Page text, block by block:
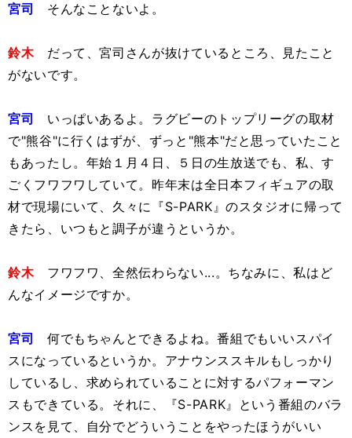
宮司 そんなことないよ。
鈴木だって、宮司さんが抜けているところ、見たこと
がないです。
宮司
いっぱいあるよ。ラグビーのトップリーグの取材
で"熊谷"に行くはずが、ずっと"熊本"だと思っていたこと
もあったし。年始１月４日、５日の生放送でも、私、す
ごくフワフワしていて。昨年末は全日本フィギュアの取
材で現場にいて、久々に『S-PARK』のスタジオに帰って
きたら、いつもと調子が違うというか。
鈴木フワフワ、全然伝わらない...。ちなみに、私はど
んなイメージですか。
宮司
何でもちゃんとできるよね。番組でもいいスパイ
スになっているというか。アナウンススキルもしっかり
しているし、求められていることに対するパフォーマン
スもできている。それに、『S-PARK』という番組のバラ
ンスを見て、自分でどういうことをやったほうがいい